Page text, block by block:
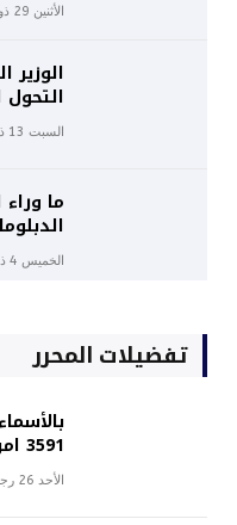
الأثنين 29 ذو الحجة 1447هـ 15-6-2026م
التحول
السبت 13 ذو الحجة 1447هـ 30-5-2026م
ما
الخميس 4 ذو الحجة 1447هـ 21-5-2026م
تفضيلات المحرر
3591 امرأة
الأحد 26 رجب 1446هـ 26-1-2025م